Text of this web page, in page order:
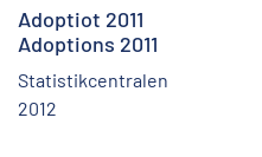
Adoptiot 2011
Adoptions 2011
Statistikcentralen
2012